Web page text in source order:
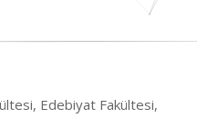
Edebiyat Fakültesi,